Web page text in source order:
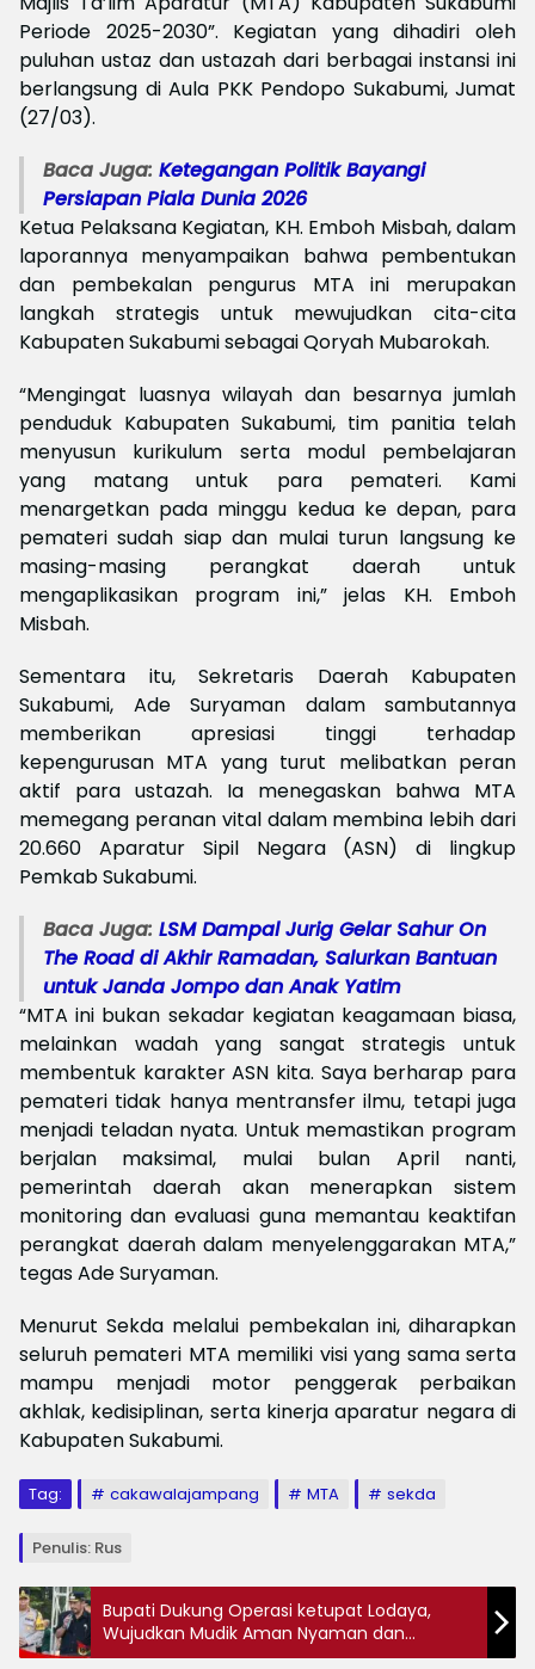
Periode 2025-2030”. Kegiatan yang dihadiri oleh
puluhan ustaz dan ustazah dari berbagai instansi ini
berlangsung di Aula PKK Pendopo Sukabumi, Jumat
(27/03).
Baca Juga: Ketegangan Politik Bayangi
Persiapan Piala Dunia 2026
Ketua Pelaksana Kegiatan, KH. Emboh Misbah, dalam
laporannya menyampaikan bahwa pembentukan
dan pembekalan pengurus MTA ini merupakan
langkah strategis untuk mewujudkan cita-cita
Kabupaten Sukabumi sebagai Qoryah Mubarokah.
“Mengingat luasnya wilayah dan besarnya jumlah
penduduk Kabupaten Sukabumi, tim panitia telah
menyusun kurikulum serta modul pembelajaran
yang matang untuk para pemateri. Kami
menargetkan pada minggu kedua ke depan, para
pemateri sudah siap dan mulai turun langsung ke
masing-masing perangkat daerah untuk
mengaplikasikan program ini,” jelas KH. Emboh
Misbah.
Sementara itu, Sekretaris Daerah Kabupaten
Sukabumi, Ade Suryaman dalam sambutannya
memberikan apresiasi tinggi terhadap
kepengurusan MTA yang turut melibatkan peran
aktif para ustazah. Ia menegaskan bahwa MTA
memegang peranan vital dalam membina lebih dari
20.660 Aparatur Sipil Negara (ASN) di lingkup
Pemkab Sukabumi.
Baca Juga: LSM Dampal Jurig Gelar Sahur On
The Road di Akhir Ramadan, Salurkan Bantuan
untuk Janda Jompo dan Anak Yatim
“MTA ini bukan sekadar kegiatan keagamaan biasa,
melainkan wadah yang sangat strategis untuk
membentuk karakter ASN kita. Saya berharap para
pemateri tidak hanya mentransfer ilmu, tetapi juga
menjadi teladan nyata. Untuk memastikan program
berjalan maksimal, mulai bulan April nanti,
pemerintah daerah akan menerapkan sistem
monitoring dan evaluasi guna memantau keaktifan
perangkat daerah dalam menyelenggarakan MTA,”
tegas Ade Suryaman.
Menurut Sekda melalui pembekalan ini, diharapkan
seluruh pemateri MTA memiliki visi yang sama serta
mampu menjadi motor penggerak perbaikan
akhlak, kedisiplinan, serta kinerja aparatur negara di
Kabupaten Sukabumi.
Tag: cakawalajampang MTA sekda
Penulis: Rus
Bupati Dukung Operasi ketupat Lodaya,
Wujudkan Mudik Aman Nyaman dan
Selamat